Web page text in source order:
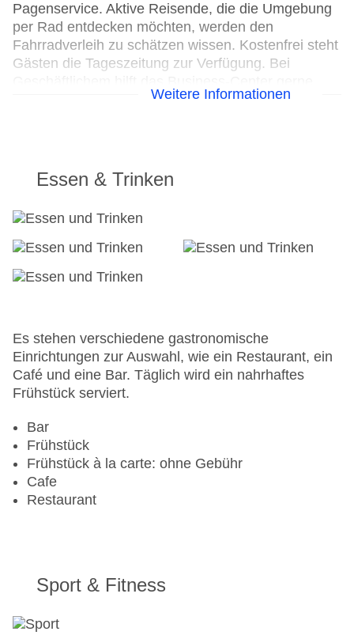
Pagenservice. Aktive Reisende, die die Umgebung
per Rad entdecken möchten, werden den
Fahrradverleih zu schätzen wissen. Kostenfrei steht
Gästen die Tageszeitung zur Verfügung. Bei
weiter und bietet ein Faxgerät an.
Check-in von: 15:00:00
Check-out bis: 11:00:00
Garage
Garten: ohne Gebühr
WLAN/WiFi im Hotel
Anzahl der Aufzüge: 1
Haustiere
Haustiere auf Anfrage: ohne Gebühr
Zimmerservice
Gesamtanzahl der Stockwerke: 26
Gesamtanzahl der Zimmer: 187
Pools:Outdoor Pool, Sonnenschirme am Pool,
Liegen am Pool
Zahlungsarten: Mastercard, Visa
Weitere Informationen
Essen & Trinken
Es stehen verschiedene gastronomische
Einrichtungen zur Auswahl, wie ein Restaurant, ein
Café und eine Bar. Täglich wird ein nahrhaftes
Frühstück serviert.
Bar
Frühstück
Frühstück à la carte: ohne Gebühr
Cafe
Restaurant
Sport & Fitness